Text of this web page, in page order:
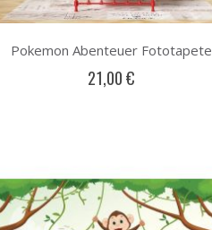
Pokemon Abenteuer Fototapete
21,00 €